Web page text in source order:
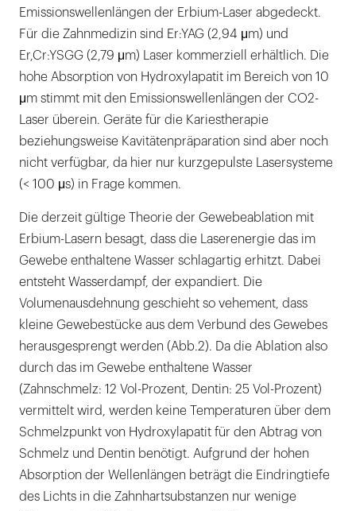
Emissionswellenlängen der Erbium-Laser abgedeckt.
Für die Zahnmedizin sind Er:YAG (2,94 μm) und
Er,Cr:YSGG (2,79 μm) Laser kommerziell erhältlich. Die
hohe Absorption von Hydroxylapatit im Bereich von 10
μm stimmt mit den Emissionswellenlängen der CO2-
Laser überein. Geräte für die Kariestherapie
beziehungsweise Kavitätenpräparation sind aber noch
nicht verfügbar, da hier nur kurzgepulste Lasersysteme
(< 100 μs) in Frage kommen.
Die derzeit gültige Theorie der Gewebeablation mit
Erbium-Lasern besagt, dass die Laserenergie das im
Gewebe enthaltene Wasser schlagartig erhitzt. Dabei
entsteht Wasserdampf, der expandiert. Die
Volumenausdehnung geschieht so vehement, dass
kleine Gewebestücke aus dem Verbund des Gewebes
herausgesprengt werden (Abb.2). Da die Ablation also
durch das im Gewebe enthaltene Wasser
(Zahnschmelz: 12 Vol-Prozent, Dentin: 25 Vol-Prozent)
vermittelt wird, werden keine Temperaturen über dem
Schmelzpunkt von Hydroxylapatit für den Abtrag von
Schmelz und Dentin benötigt. Aufgrund der hohen
Absorption der Wellenlängen beträgt die Eindringtiefe
des Lichts in die Zahnhartsubstanzen nur wenige